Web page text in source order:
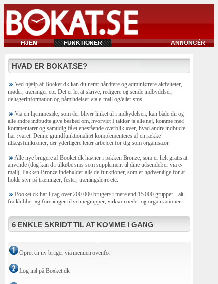
HJEM FUNKTIONER ANNONCÉR
HVAD ER BOKAT.SE?
Ved hjælp af Booket.dk kan du nemt håndtere og administrere aktiviteter,
møder, træninger etc. Det er let at skrive, redigere og sende indbydelser,
deltagerinformation og påmindelser via e-mail og/eller sms.
Via en hjemmeside, som der bliver linket til i indbydelsen, kan både du og
alle andre indbudte give besked om, hvorvidt I takker ja elle nej, komme med
kommentarer og samtidig få et enestående overblik over, hvad andre indbudte
har svaret. Denne grundfunktionalitet komplementeres af en række
tillægsfunktioner, der yderligere letter arbejdet for dig som organisator.
Alle nye brugere af Booket.dk havner i pakken Bronze, som er helt gratis at
anvende (dog kan du tilkøbe sms som supplement til dine udsendelser via e-
mail). Pakken Bronze indeholder alle de funktioner, som er nødvendige for at
holde styr på træninger, fester, træningslejre etc.
Booket.dk har i dag over 200.000 brugere i mere end 15.000 grupper - alt
fra klubber og foreninger til vennegrupper, virksomheder og organisationer.
6 ENKLE SKRIDT TIL AT KOMME I GANG
Opret en ny bruger via menuen ovenfor
Log ind på Booket.dk